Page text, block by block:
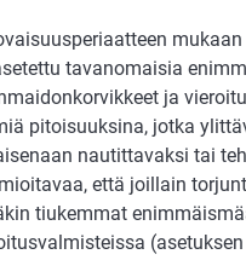
tavanomaisia
ja
pitoisuuksina, jotka
nautittavaksi tai
että joillain
tiukemmat